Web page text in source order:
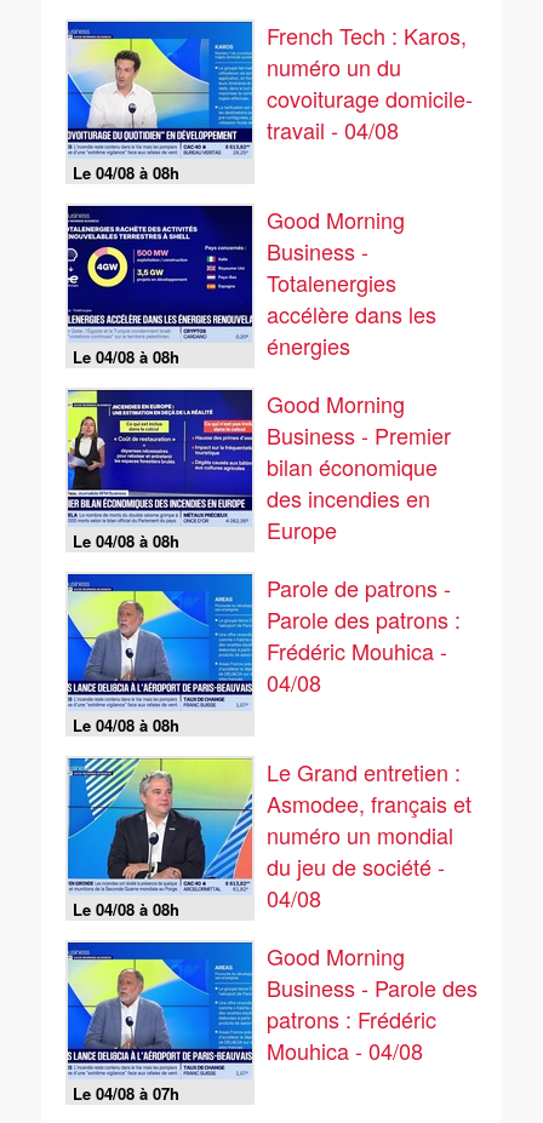
Le 04/08 à 08h
French Tech : Karos,
numéro un du
covoiturage domicile-
travail - 04/08
Le 04/08 à 08h
Good Morning
Business -
Totalenergies
accélère dans les
énergies
Le 04/08 à 08h
Good Morning
Business - Premier
bilan économique
des incendies en
Europe
Le 04/08 à 08h
Parole de patrons -
Parole des patrons :
Frédéric Mouhica -
04/08
Le 04/08 à 08h
Le Grand entretien :
Asmodee, français et
numéro un mondial
du jeu de société -
04/08
Le 04/08 à 07h
Good Morning
Business - Parole des
patrons : Frédéric
Mouhica - 04/08